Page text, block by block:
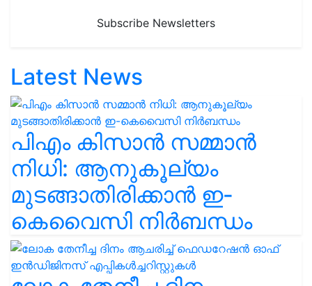
Subscribe Newsletters
Latest News
പിഎം കിസാൻ സമ്മാൻ
നിധി: ആനുകൂല്യം
മുടങ്ങാതിരിക്കാൻ ഇ-
കെവൈസി നിർബന്ധം